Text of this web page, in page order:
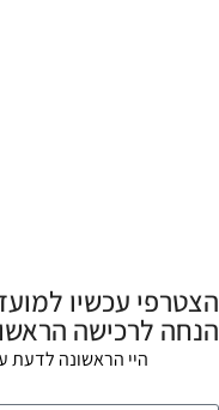
הנחה לרכישה
היי הראשונה לדעת